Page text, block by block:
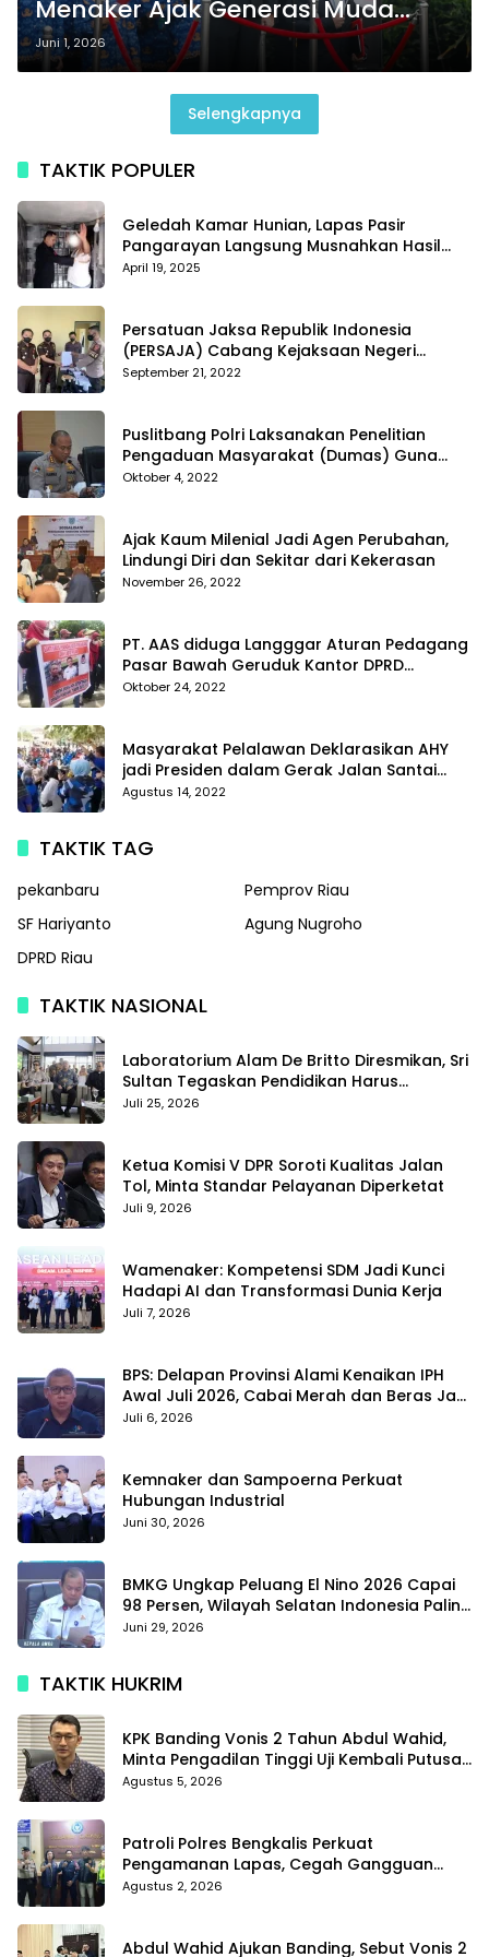
Menaker Ajak Generasi Muda
Jadikan Pancasila Pedoman
Hidup
Juni 1, 2026
Selengkapnya
TAKTIK POPULER
Geledah Kamar Hunian, Lapas Pasir
Pangarayan Langsung Musnahkan Hasil
Temuan
April 19, 2025
Persatuan Jaksa Republik Indonesia
(PERSAJA) Cabang Kejaksaan Negeri
Tanggamus resmi melaporkan Alvin Lim ke
September 21, 2022
Puslitbang Polri Laksanakan Penelitian
Pengaduan Masyarakat (Dumas) Guna
Meningkatkan Profesionalisme Personil Polri
Oktober 4, 2022
Ajak Kaum Milenial Jadi Agen Perubahan,
Lindungi Diri dan Sekitar dari Kekerasan
November 26, 2022
PT. AAS diduga Langggar Aturan Pedagang
Pasar Bawah Geruduk Kantor DPRD
Pekanbaru
Oktober 24, 2022
Masyarakat Pelalawan Deklarasikan AHY
jadi Presiden dalam Gerak Jalan Santai
Partai Demokrat
Agustus 14, 2022
TAKTIK TAG
pekanbaru
Pemprov Riau
SF Hariyanto
Agung Nugroho
DPRD Riau
TAKTIK NASIONAL
Laboratorium Alam De Britto Diresmikan, Sri
Sultan Tegaskan Pendidikan Harus
Membentuk Karakter
Juli 25, 2026
Ketua Komisi V DPR Soroti Kualitas Jalan
Tol, Minta Standar Pelayanan Diperketat
Juli 9, 2026
Wamenaker: Kompetensi SDM Jadi Kunci
Hadapi AI dan Transformasi Dunia Kerja
Juli 7, 2026
BPS: Delapan Provinsi Alami Kenaikan IPH
Awal Juli 2026, Cabai Merah dan Beras Jadi
Pemicu
Juli 6, 2026
Kemnaker dan Sampoerna Perkuat
Hubungan Industrial
Juni 30, 2026
BMKG Ungkap Peluang El Nino 2026 Capai
98 Persen, Wilayah Selatan Indonesia Paling
Terdampak
Juni 29, 2026
TAKTIK HUKRIM
KPK Banding Vonis 2 Tahun Abdul Wahid,
Minta Pengadilan Tinggi Uji Kembali Putusan
Tipikor
Agustus 5, 2026
Patroli Polres Bengkalis Perkuat
Pengamanan Lapas, Cegah Gangguan
Kamtib Sejak Dini
Agustus 2, 2026
Abdul Wahid Ajukan Banding, Sebut Vonis 2